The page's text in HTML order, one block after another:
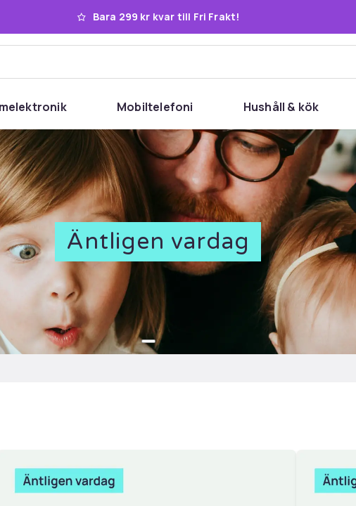
Bara 299 kr kvar till Fri Frakt!
Mobiltelefoni Hushåll & kök
Äntligen vardag